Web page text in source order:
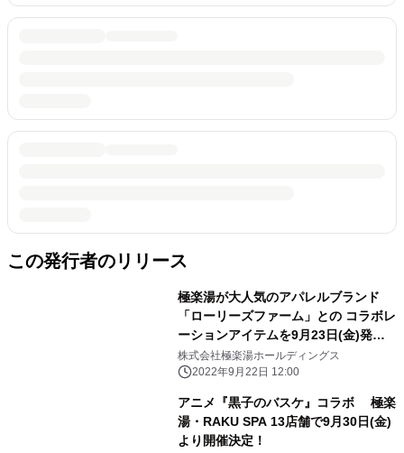
この発行者のリリース
極楽湯が大人気のアパレルブランド
「ローリーズファーム」との コラボレ
ーションアイテムを9月23日(金)発
売！
株式会社極楽湯ホールディングス
2022年9月22日 12:00
アニメ『黒子のバスケ』コラボ 極楽
湯・RAKU SPA 13店舗で9月30日(金)
より開催決定！